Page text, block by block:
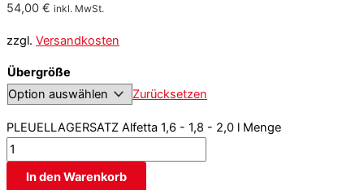
54,00 € inkl. MwSt.
zzgl. Versandkosten
Übergröße
Zurücksetzen
PLEUELLAGERSATZ Alfetta 1,6 - 1,8 - 2,0 l Menge
In den Warenkorb